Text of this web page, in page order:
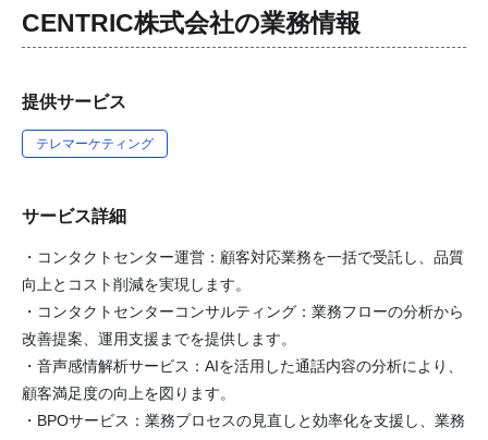
CENTRIC株式会社の業務情報
提供サービス
テレマーケティング
サービス詳細
・コンタクトセンター運営：顧客対応業務を一括で受託し、品質
向上とコスト削減を実現します。
・コンタクトセンターコンサルティング：業務フローの分析から
改善提案、運用支援までを提供します。
・音声感情解析サービス：AIを活用した通話内容の分析により、
顧客満足度の向上を図ります。
・BPOサービス：業務プロセスの見直しと効率化を支援し、業務